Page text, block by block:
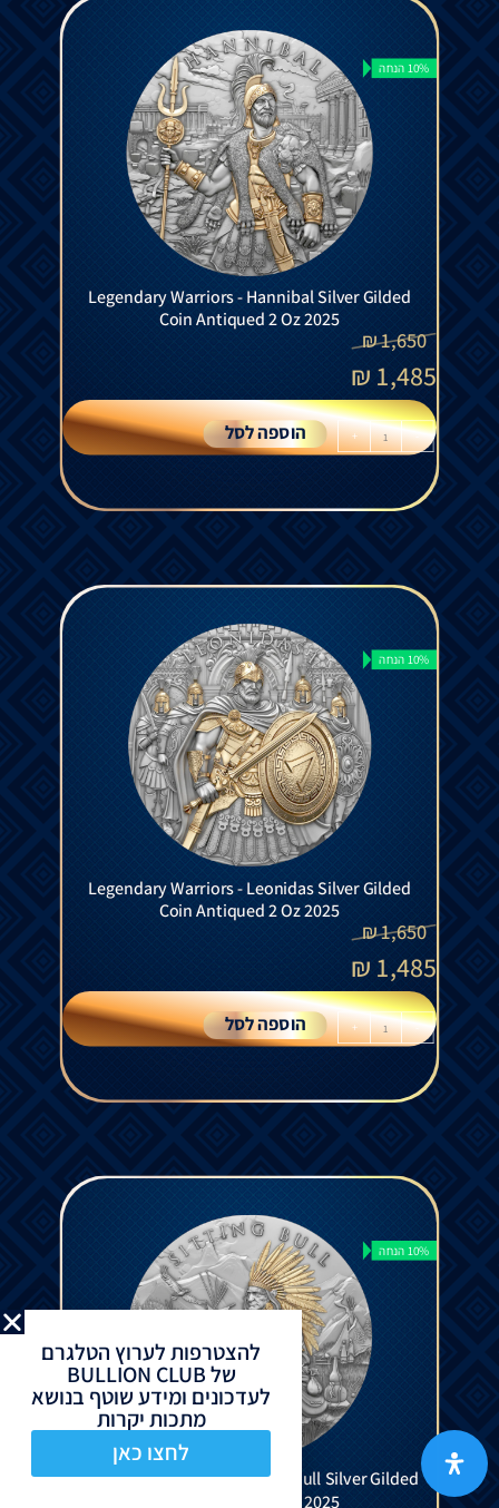
10% הנחה
Legendary Warriors - Hannibal Silver Gilded
Coin Antiqued 2 Oz 2025
1,650
₪
1,485
₪
-
+ הוספה לסל
10% הנחה
Legendary Warriors - Leonidas Silver Gilded
Coin Antiqued 2 Oz 2025
1,650
₪
1,485
₪
-
+ הוספה לסל
10% הנחה
Legendary Warriors - Sitting Bull Silver Gilded
Coin Antiqued 2 Oz 2025
להצטרפות לערוץ הטלגרם
של BULLION CLUB
לעדכונים ומידע שוטף בנושא
מתכות יקרות
לחצו כאן